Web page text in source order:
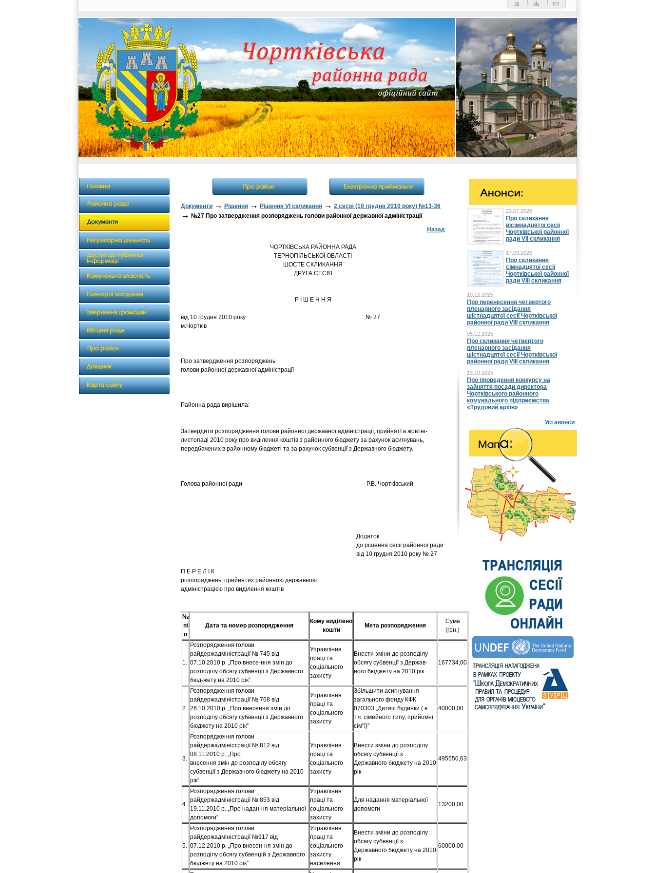
Документи → Рішення → Рішення VI скликання → 2 сесія (10 грудня 2010 року) №13-36
→ №27 Про затвердження розпоряджень голови районної державної адміністрації
Назад
ЧОРТКІВСЬКА РАЙОННА РАДА
ТЕРНОПІЛЬСЬКОЇ ОБЛАСТІ
ШОСТЕ СКЛИКАННЯ
ДРУГА СЕСІЯ
Р І Ш Е Н Н Я
від 10 грудня 2010 року № 27
м.Чортків
Про затвердження розпоряджень
голови районної державної адміністрації
Районна рада вирішила:
Затвердити розпорядження голови районної державної адміністрації, прийнятІ в жовтні-
листопаді 2010 року про виділення коштів з районного бюджету за рахунок асигнувань,
передбачених в районному бюджеті та за рахунок субвенції з Державного бюджету.
Голова районної ради Р.В. Чортківський
Додаток
до рішення сесії районної ради
від 10 грудня 2010 року № 27
П Е Р Е Л І К
розпоряджень, прийнятих районною державною
адміністрацією про виділення коштів
№
п/
п
Дата та номер розпорядження
Кому виділено
кошти
Мета розпорядження
Сума
(грн.)
1.
Розпорядження голови
райдержадміністрації № 745 від
07.10.2010 р. „Про внесе-ння змін до
розподілу обсягу субвенції з Державного
бюд-жету на 2010 рік”
Управління
праці та
соціального
захисту
Внести зміни до розподілу
обсягу субвенції з Держав-
ного бюджету на 2010 рік
167734,00
2.
Розпорядження голови
райдержадміністрації № 768 від
26.10.2010 р. „Про внесення змін до
розподілу обсягу субвенції з Державного
бюджету на 2010 рік”
Управління
праці та
соціального
захисту
Збільшити асигнування
загального фонду КФК
070303 „Дитячі будинки ( в
т.ч. сімейного типу, прийомні
сім”ї)”
40000,00
3.
Розпорядження голови
райдержадміністрації № 812 від
08.11.2010 р. „Про
внесення змін до розподілу обсягу
субвенції з Державного бюджету на 2010
рік”
Управління
праці та
соціального
захисту
Внести зміни до розподілу
обсягу субвенції з
Державного бюджету на 2010
рік
495550,63
4.
Розпорядження голови
райдержадміністрації № 853 від
19.11.2010 р. „Про надан-ня матеріальної
допомоги”
Управління
праці та
соціального
захисту
Для надання матеріальної
допомоги
13200,00
5.
Розпорядження голови
райдержадміністрації №917 від
07.12.2010 р. „Про внесен-ня змін до
розподілу обсягу субвенцій з Державного
бюджету на 2010 рік”
Управління
праці та
соціального
захисту
населення
Внести зміни до розподілу
обсягу субвенції з
Державного бюджету на 2010
рік
60000,00
23.07.2026
Про скликання
вісімнадцятої сесії
Чортківської районної
ради VII скликання
17.03.2026
Про скликання
сімнадцятої сесії
Чортківської районної
ради VIII скликання
19.12.2025
Про перенесення четвертого
пленарного засідання
шістнадцятої сесії Чортківської
районної ради VIII скликання
05.12.2025
Про скликання четвертого
пленарного засідання
шістнадцятої сесії Чортківської
районної ради VIII скликання
13.10.2025
Про проведення конкурсу на
зайняття посади директора
Чортківського районного
комунального підприємства
«Трудовий архів»
Усі анонси